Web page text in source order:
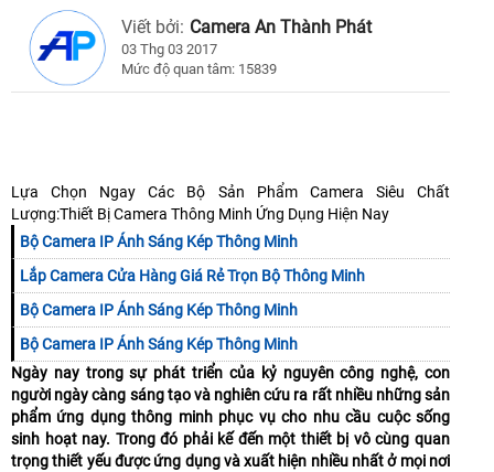
Viết bởi: Camera An Thành Phát
03 Thg 03 2017
Mức độ quan tâm: 15839
Lựa Chọn Ngay Các Bộ Sản Phẩm Camera Siêu Chất
Lượng:Thiết Bị Camera Thông Minh Ứng Dụng Hiện Nay
Bộ Camera IP Ánh Sáng Kép Thông Minh
Lắp Camera Cửa Hàng Giá Rẻ Trọn Bộ Thông Minh
Bộ Camera IP Ánh Sáng Kép Thông Minh
Bộ Camera IP Ánh Sáng Kép Thông Minh
Ngày nay trong sự phát triển của kỷ nguyên công nghệ, con
người ngày càng sáng tạo và nghiên cứu ra rất nhiều những sản
phẩm ứng dụng thông minh phục vụ cho nhu cầu cuộc sống
sinh hoạt nay. Trong đó phải kế đến một thiết bị vô cùng quan
trọng thiết yếu được ứng dụng và xuất hiện nhiều nhất ở mọi nơi